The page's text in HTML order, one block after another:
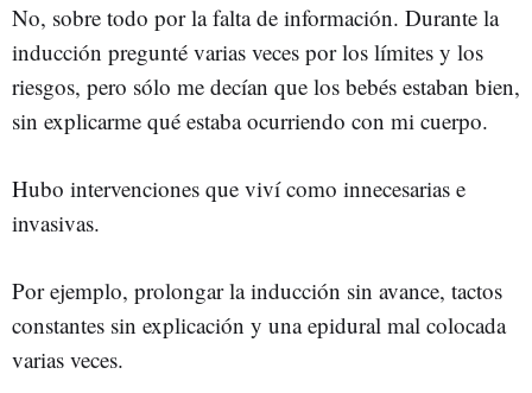
No, sobre todo por la falta de información. Durante la
inducción pregunté varias veces por los límites y los
riesgos, pero sólo me decían que los bebés estaban bien,
sin explicarme qué estaba ocurriendo con mi cuerpo.
Hubo intervenciones que viví como innecesarias e
invasivas.
Por ejemplo, prolongar la inducción sin avance, tactos
constantes sin explicación y una epidural mal colocada
varias veces.